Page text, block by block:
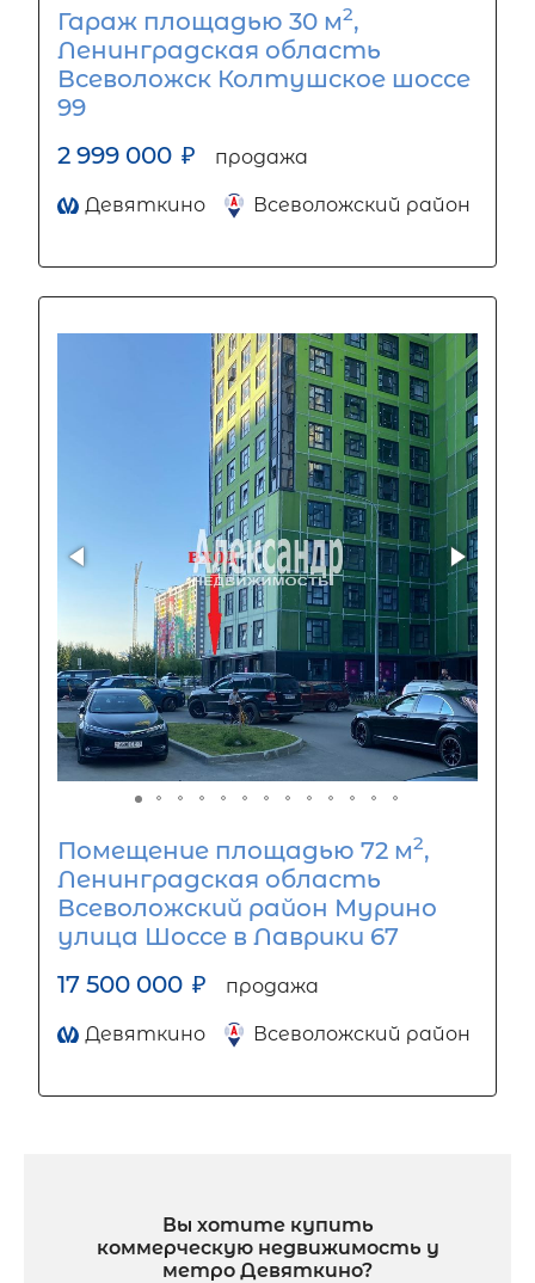
Гараж площадью 30 м2,
Ленинградская область
Всеволожск Колтушское шоссе
99
2 999 000 ₽ продажа
Девяткино Всеволожский район
Помещение площадью 72 м2,
Ленинградская область
Всеволожский район Мурино
улица Шоссе в Лаврики 67
17 500 000 ₽ продажа
Девяткино Всеволожский район
Вы хотите купить
коммерческую недвижимость у
метро Девяткино?